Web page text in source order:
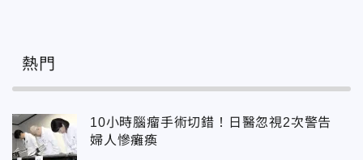
熱門
10小時腦瘤手術切錯！日醫忽視2次警告
婦人慘癱瘓